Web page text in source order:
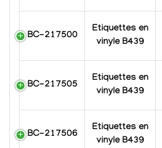
BC-217500
Etiquettes en
vinyle B439
BC-217505
Etiquettes en
vinyle B439
BC-217506
Etiquettes en
vinyle B439